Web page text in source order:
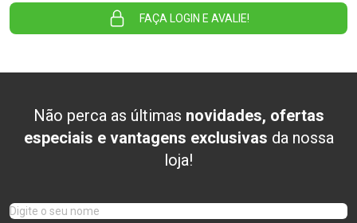
FAÇA LOGIN E AVALIE!
Não perca as últimas novidades, ofertas
especiais e vantagens exclusivas da nossa
loja!